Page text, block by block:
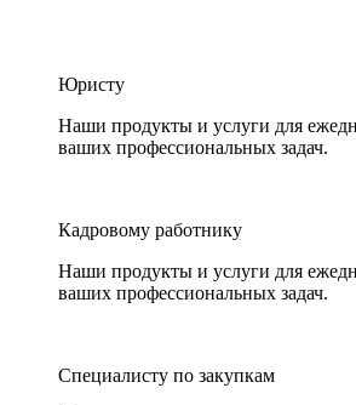
Юристу
Наши продукты и услуги для
ваших профессиональных задач.
Кадровому работнику
Наши продукты и услуги для
ваших профессиональных задач.
Специалисту по закупкам